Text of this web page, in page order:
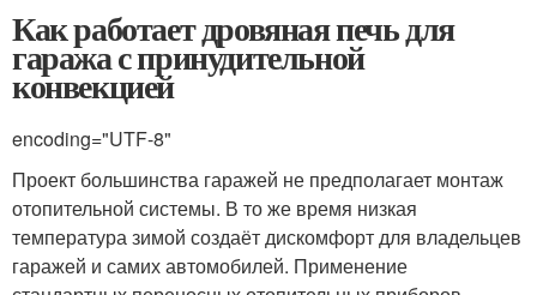
Как работает дровяная печь для
гаража с принудительной
конвекцией
encoding="UTF-8"
Проект большинства гаражей не предполагает монтаж
отопительной системы. В то же время низкая
температура зимой создаёт дискомфорт для владельцев
гаражей и самих автомобилей. Применение